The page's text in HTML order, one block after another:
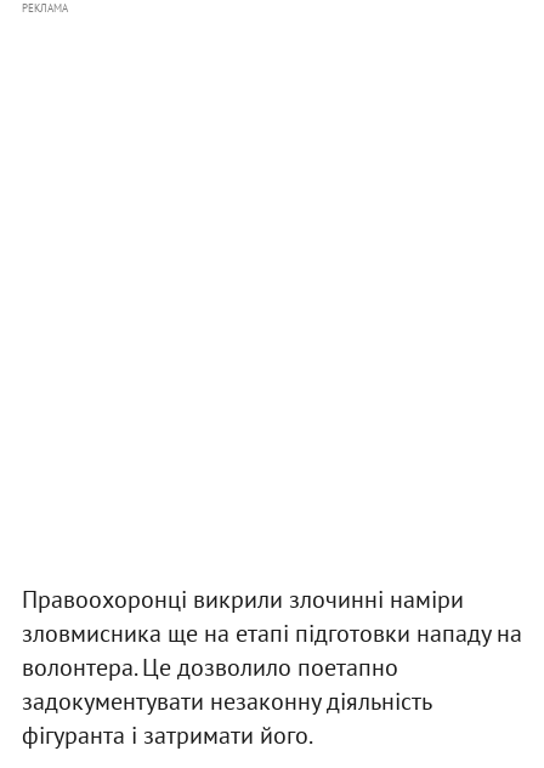
РЕКЛАМА
Правоохоронці викрили злочинні наміри
зловмисника ще на етапі підготовки нападу на
волонтера. Це дозволило поетапно
задокументувати незаконну діяльність
фігуранта і затримати його.